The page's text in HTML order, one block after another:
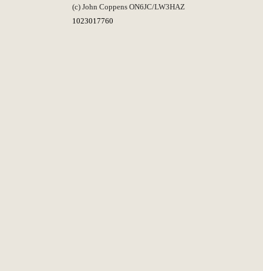
(c) John Coppens ON6JC/LW3HAZ
1023017760